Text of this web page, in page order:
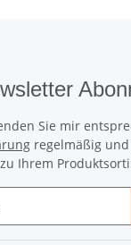
Sie mir
regelmäßig
Ihrem